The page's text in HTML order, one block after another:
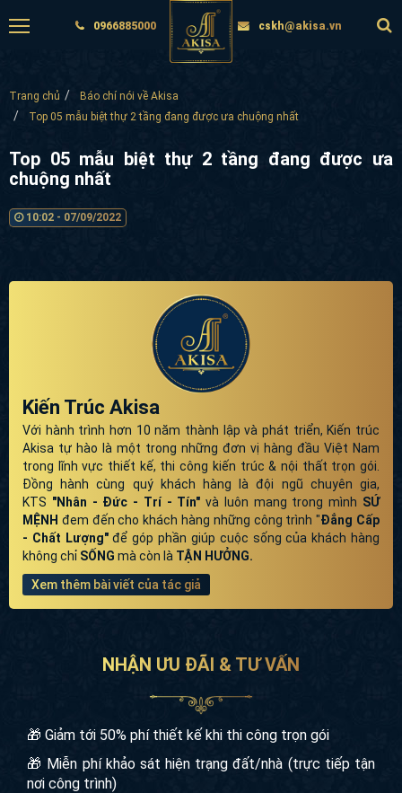
0966885000 cskh@akisa.vn
Trang chủ
Báo chí nói về Akisa
Top 05 mẫu biệt thự 2 tầng đang được ưa chuộng nhất
Top 05 mẫu biệt thự 2 tầng đang được ưa
chuộng nhất
10:02 - 07/09/2022
Kiến Trúc Akisa
Với hành trình hơn 10 năm thành lập và phát triển, Kiến trúc
Akisa tự hào là một trong những đơn vị hàng đầu Việt Nam
trong lĩnh vực thiết kế, thi công kiến trúc & nội thất trọn gói.
Đồng hành cùng quý khách hàng là đội ngũ chuyên gia,
KTS "Nhân - Đức - Trí - Tín" và luôn mang trong mình SỨ
MỆNH đem đến cho khách hàng những công trình "Đẳng Cấp
- Chất Lượng"để góp phần giúp cuộc sống của khách hàng
không chỉ SỐNG mà còn là TẬN HƯỞNG.
Xem thêm bài viết của tác giả
NHẬN ƯU ĐÃI & TƯ VẤN
🎁 Giảm tới 50% phí thiết kế khi thi công trọn gói
🎁 Miễn phí khảo sát hiện trạng đất/nhà (trực tiếp tận
nơi công trình)